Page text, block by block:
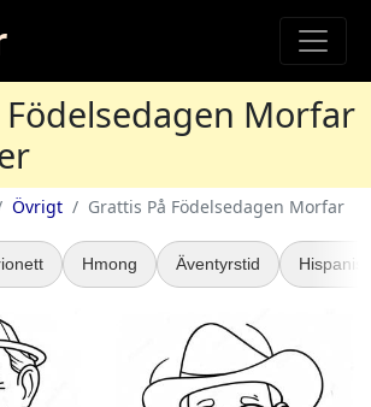
Födelsedagen Morfar
Övrigt Grattis På Födelsedagen Morfar
Hmong Äventyrstid